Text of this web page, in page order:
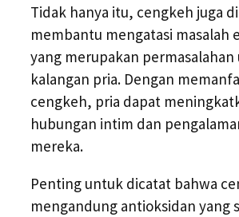
Tidak hanya itu, cengkeh juga
membantu mengatasi masalah
yang merupakan permasalahan
kalangan pria. Dengan
cengkeh, pria dapat
hubungan intim dan
mereka.
Penting untuk dicatat bahwa
mengandung antioksidan yang